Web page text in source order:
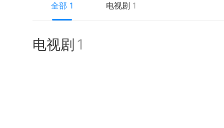
都市情感剧《离爱》，并在
全部 1 电视剧 1
电视剧 1